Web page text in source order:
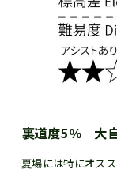
裏道度5% 大
夏場には特にオス